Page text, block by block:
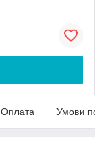
Оплата Умови